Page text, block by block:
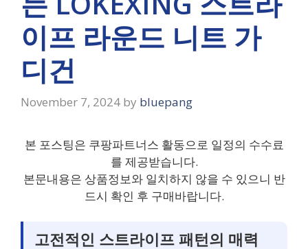
이프 라운드 니트 가
디건
November 7, 2024 by bluepang
본 포스팅은 쿠팡파트너스 활동으로 일정의 수수료
를 제공받습니다.
본문내용은 상품정보와 일치하지 않을 수 있으니 반
드시 확인 후 구매바랍니다.
고전적인 스트라이프 패턴의 매력